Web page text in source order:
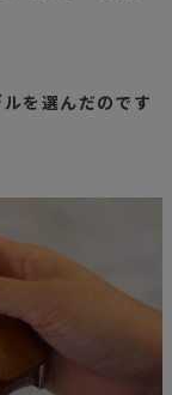
を選んだのです